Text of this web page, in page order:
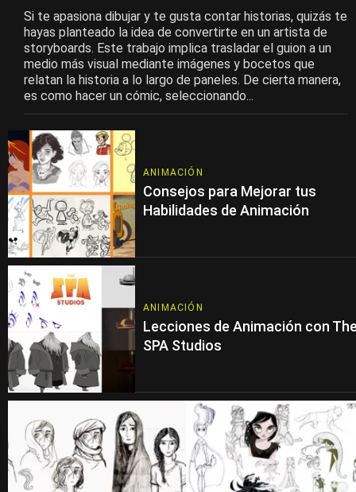
Si te apasiona dibujar y te gusta contar historias, quizás te
hayas planteado la idea de convertirte en un artista de
storyboards. Este trabajo implica trasladar el guion a un
medio más visual mediante imágenes y bocetos que
relatan la historia a lo largo de paneles. De cierta manera,
es como hacer un cómic, seleccionando...
ANIMACIÓN
Consejos para Mejorar tus
Habilidades de Animación
ANIMACIÓN
Lecciones de Animación con
SPA Studios